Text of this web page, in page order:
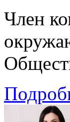
Член